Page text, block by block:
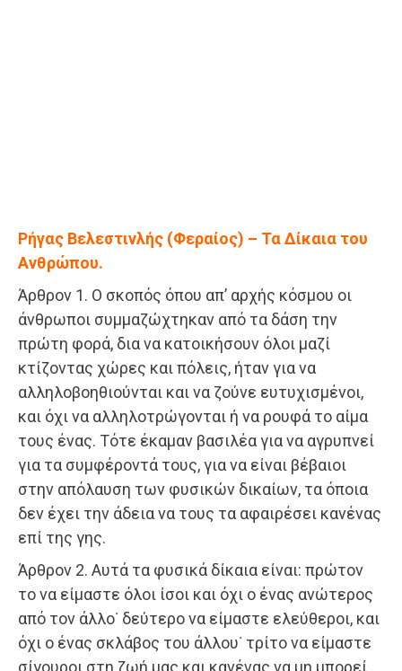
Ρήγας Βελεστινλής (Φεραίος) – Τα Δίκαια του
Ανθρώπου.
Άρθρον 1. Ο σκοπός όπου απ’ αρχής κόσμου οι
άνθρωποι συμμαζώχτηκαν από τα δάση την
πρώτη φορά, δια να κατοικήσουν όλοι μαζί
κτίζοντας χώρες και πόλεις, ήταν για να
αλληλοβοηθιούνται και να ζούνε ευτυχισμένοι,
και όχι να αλληλοτρώγονται ή να ρουφά το αίμα
τους ένας. Τότε έκαμαν βασιλέα για να αγρυπνεί
για τα συμφέροντά τους, για να είναι βέβαιοι
στην απόλαυση των φυσικών δικαίων, τα όποια
δεν έχει την άδεια να τους τα αφαιρέσει κανένας
επί της γης.
Άρθρον 2. Αυτά τα φυσικά δίκαια είναι: πρώτον
το να είμαστε όλοι ίσοι και όχι ο ένας ανώτερος
από τον άλλο˙ δεύτερο να είμαστε ελεύθεροι, και
όχι ο ένας σκλάβος του άλλου˙ τρίτο να είμαστε
σίγουροι στη ζωή μας και κανένας να μη μπορεί